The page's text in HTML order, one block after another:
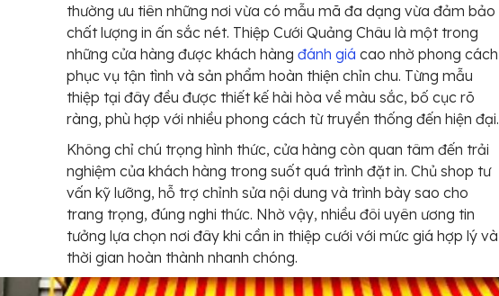
thường ưu tiên những nơi vừa có mẫu mã đa dạng vừa đảm bảo
chất lượng in ấn sắc nét. Thiệp Cưới Quảng Châu là một trong
những cửa hàng được khách hàngđánh giá cao nhờ phong cách
phục vụ tận tình và sản phẩm hoàn thiện chỉn chu. Từng mẫu
thiệp tại đây đều được thiết kế hài hòa về màu sắc, bố cục rõ
ràng, phù hợp với nhiều phong cách từ truyền thống đến hiện đại.
Không chỉ chú trọng hình thức, cửa hàng còn quan tâm đến trải
nghiệm của khách hàng trong suốt quá trình đặt in. Chủ shop tư
vấn kỹ lưỡng, hỗ trợ chỉnh sửa nội dung và trình bày sao cho
trang trọng, đúng nghi thức. Nhờ vậy, nhiều đôi uyên ương tin
tưởng lựa chọn nơi đây khi cần in thiệp cưới với mức giá hợp lý và
thời gian hoàn thành nhanh chóng.